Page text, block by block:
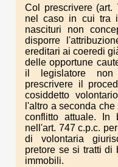
Col prescrivere (art.
nel caso in cui tra
nascituri non
disporre
ereditari ai coeredi
delle opportune
il legislatore non
prescrivere il
cosiddetto
l'altro a seconda
conflitto attuale. In
nell'art. 747 c.p.c.
di volontaria
pretore se si tratti
immobili.